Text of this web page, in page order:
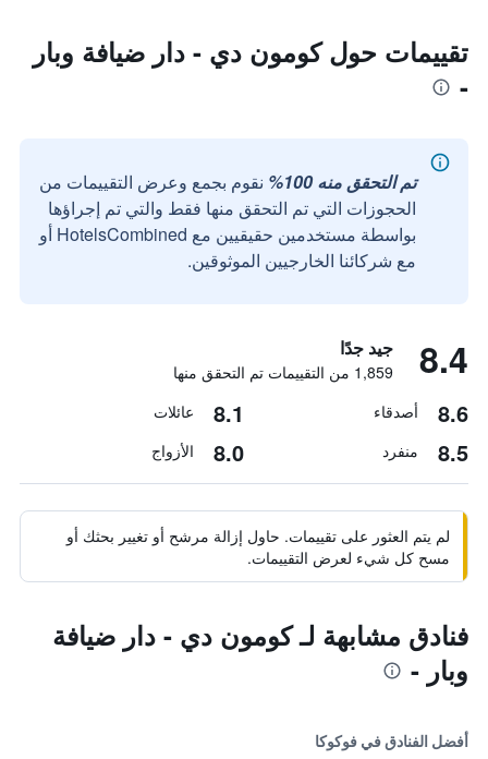
تقييمات حول كومون دي - دار ضيافة وبار
-
تم التحقق منه 100%
نقوم بجمع وعرض التقييمات من
الحجوزات التي تم التحقق منها فقط والتي تم إجراؤها
بواسطة مستخدمين حقيقيين مع HotelsCombined أو
مع شركائنا الخارجيين الموثوقين.
8.4 جيد جدًا
1,859 من التقييمات تم التحقق منها
8.6 أصدقاء 8.1 عائلات
8.5 منفرد 8.0 الأزواج
لم يتم العثور على تقييمات. حاول إزالة مرشح أو تغيير بحثك أو
مسح كل شيء لعرض التقييمات.
فنادق مشابهة لـ كومون دي - دار ضيافة
وبار -
أفضل الفنادق في فوكوكا